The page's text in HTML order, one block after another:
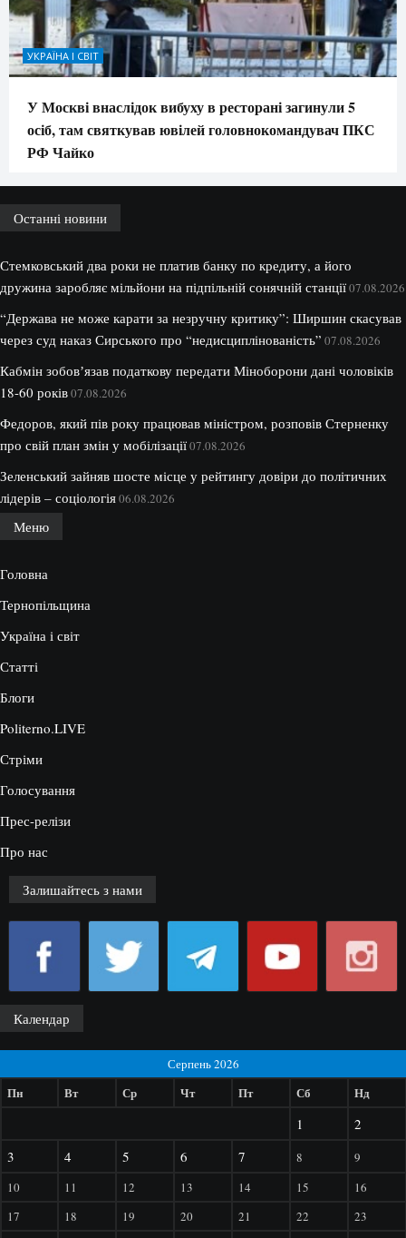
УКРАЇНА І СВІТ
У Москві внаслідок вибуху в ресторані загинули 5
осіб, там святкував ювілей головнокомандувач ПКС
РФ Чайко
Останні новини
Стемковський два роки не платив банку по кредиту, а його
дружина заробляє мільйони на підпільній сонячній станції07.08.2026
“Держава не може карати за незручну критику”: Ширшин скасував
через суд наказ Сирського про “недисциплінованість” 07.08.2026
Кабмін зобовʼязав податкову передати Міноборони дані чоловіків
18-60 років07.08.2026
Федоров, який пів року працював міністром, розповів Стерненку
про свій план змін у мобілізації07.08.2026
Зеленський зайняв шосте місце у рейтингу довіри до політичних
лідерів – соціологія06.08.2026
Меню
Головна
Тернопільщина
Україна і світ
Статті
Блоги
Politerno.LIVE
Стріми
Голосування
Прес-релізи
Про нас
Залишайтесь з нами
Календар
Серпень 2026
Пн Вт Ср Чт Пт Сб Нд
1
2
3
4 5 6 7 8
9
10
11 12 13 14 15
16
17
18 19 20 21 22
23